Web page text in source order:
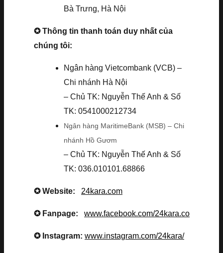
Bà Trưng, Hà Nội
✪ Thông tin thanh toán duy nhất của
chúng tôi:
Ngân hàng Vietcombank (VCB) –
Chi nhánh Hà Nội
– Chủ TK: Nguyễn Thế Anh & Số
TK: 0541000212734
Ngân hàng MaritimeBank (MSB) – Chi
nhánh Hồ Gươm
– Chủ TK: Nguyễn Thế Anh & Số
TK: 036.010101.68866
✪ Website: 24kara.com
✪ Fanpage: www.facebook.com/24kara.co
✪ Instagram: www.instagram.com/24kara/